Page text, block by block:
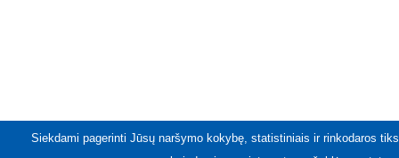
Siekdami pagerinti Jūsų naršymo kokybę, statistiniais ir rinkodaros